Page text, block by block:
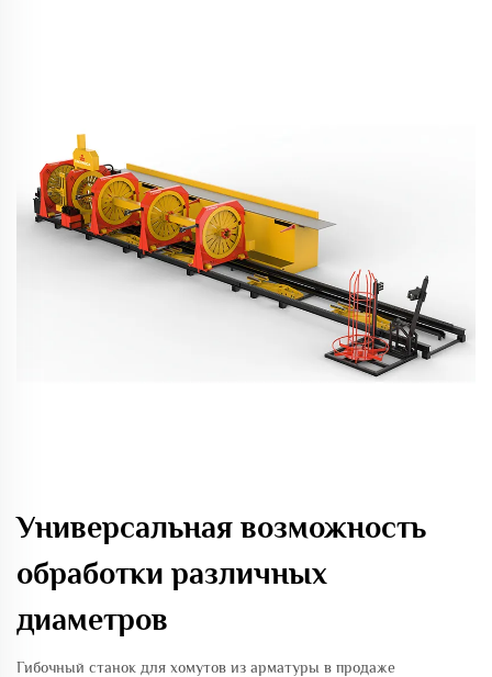
Универсальная возможность
обработки различных
диаметров
Гибочный станок для хомутов из арматуры в продаже